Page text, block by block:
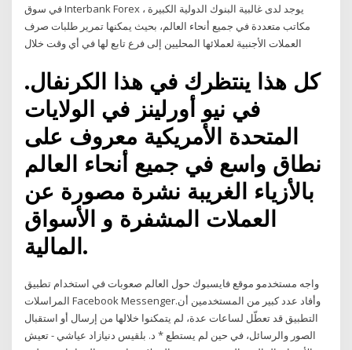
في سوق Interbank Forex ، يوجد لدى غالبية البنوك الدولية الكبيرة
مكاتب متعددة في جميع أنحاء العالم، بحيث يمكنها تمرير طلبات صرف
العملات الأجنبية لعملائها المحليين إلى فرع تابع لها في أي وقت خلال
كل هذا ينتظرك في هذا الكرنفال.
في نيو أورلينز في الولايات
المتحدة الأمريكية معروف على
نطاق واسع في جميع أنحاء العالم
بالأزياء الغريبة نشرة مصورة عن
العملات المشفرة و الأسواق
المالية.
واجه مستخدمو موقع فايسبوك حول العالم صعوبات في استخدام تطبيق
المراسلات Facebook Messenger.وأفاد عدد كبير من المستخدمين أن
التطبيق قد تعطّل لساعات عدة، لم يتمكنوا خلالها من إرسال أو استقبال
الصور والرسائل، في حين لم يستطع * د. بلقيس دنيازاد عياشي - تعيش